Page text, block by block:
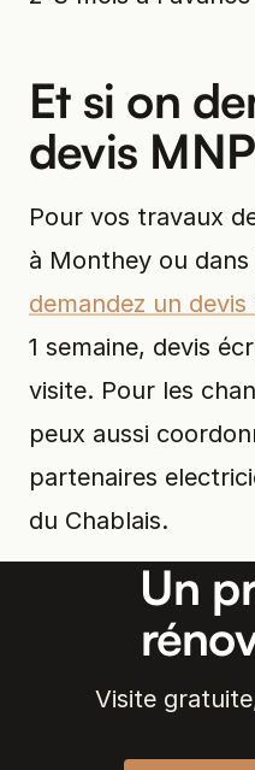
Et si on
devis
Pour vos travaux
à Monthey ou dans
demandez un devis
1 semaine, devis
visite. Pour les
peux aussi
partenaires
du Chablais.
Un
Visite